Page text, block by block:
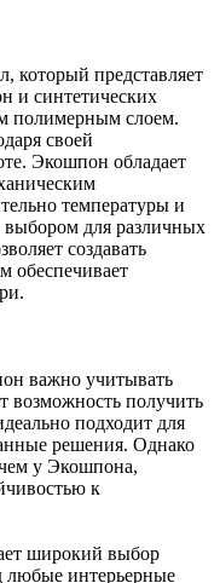
который представляет
и синтетических
полимерным слоем.
своей
Экошпон обладает
температуры и
выбором для различных
создавать
обеспечивает
важно учитывать
возможность получить
подходит для
решения. Однако
у Экошпона,
к
широкий выбор
любые интерьерные